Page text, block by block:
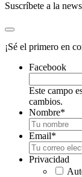
Suscríbete a la
¡Sé el primero en
Facebook
Este campo
cambios.
Nombre*
Email*
Privacidad